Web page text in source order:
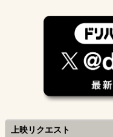
上映リクエスト